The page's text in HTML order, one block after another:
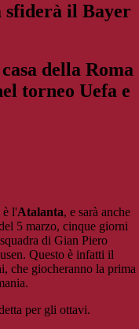
sfiderà il Bayer
della Roma
torneo Uefa e
è l'Atalanta, e sarà anche
5 marzo, cinque giorni
di Gian Piero
Questo è infatti il
che giocheranno la prima
per gli ottavi.